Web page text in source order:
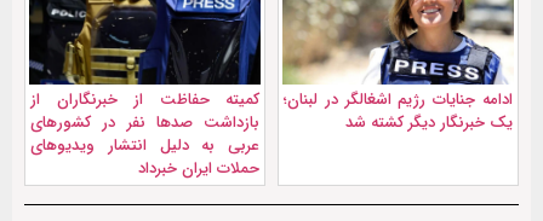
ادامه جنايات رژیم اشغالگر در لبنان؛
یک خبرنگار دیگر کشته شد
کمیته حفاظت از خبرنگاران از
بازداشت صدها نفر در کشورهای
عربی به دلیل انتشار ویدیوهای
حملات ایران خبرداد